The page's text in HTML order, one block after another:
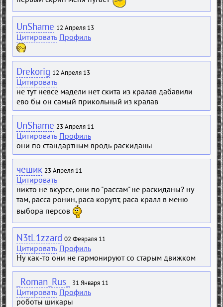
UnShame 12 Апреля 13
Цитировать Профиль
Drekorig 12 Апреля 13
Цитировать
не тут невсе мадели нет скита из кралав дабавили
ево бы он самый прикольный из кралав
UnShame 23 Апреля 11
Цитировать Профиль
они по стандартным вродь раскиданы
чешик 23 Апреля 11
Цитировать
никто не вкурсе, они по "рассам" не раскиданы? ну
там, расса ронин, раса корупт, раса кралл в меню
выбора персов
N3tL1zzard 02 Февраля 11
Цитировать Профиль
Ну как-то они не гармонируют со старым движком
_Roman_Rus_ 31 Января 11
Цитировать Профиль
роботы шикары